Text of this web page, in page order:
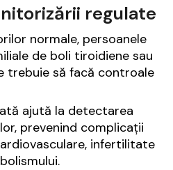
regulate
normale, persoanele
de boli tiroidiene sau
trebuie să facă controale
ajută la detectarea
prevenind complicații
infertilitate